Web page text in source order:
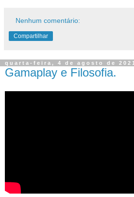
Nenhum comentário:
Compartilhar
quarta-feira, 4 de agosto de 2021
Gamaplay e Filosofia.